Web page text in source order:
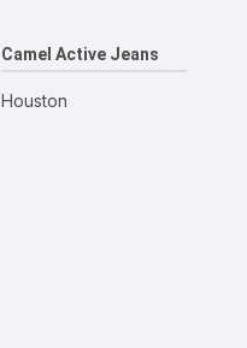
Camel Active Jeans
Houston